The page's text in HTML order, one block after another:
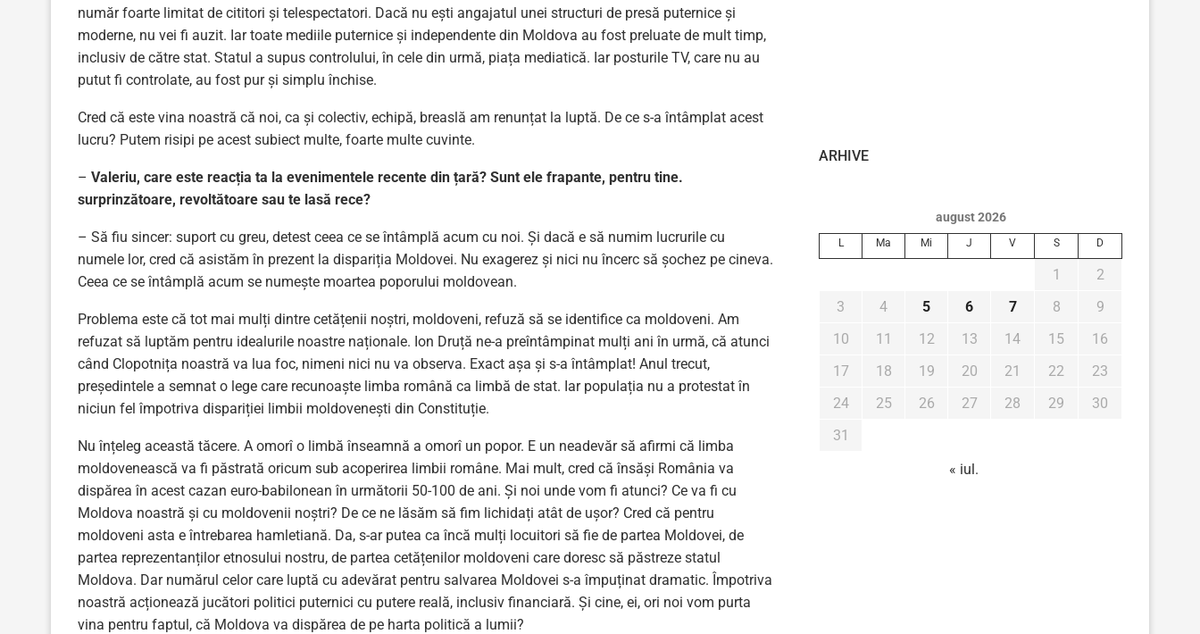
număr foarte limitat de cititori și telespectatori. Dacă nu ești angajatul unei structuri de presă puternice și
moderne, nu vei fi auzit. Iar toate mediile puternice și independente din Moldova au fost preluate de mult timp,
inclusiv de către stat. Statul a supus controlului, în cele din urmă, piața mediatică. Iar posturile TV, care nu au
putut fi controlate, au fost pur și simplu închise.
Cred că este vina noastră că noi, ca și colectiv, echipă, breaslă am renunțat la luptă. De ce s-a întâmplat acest
lucru? Putem risipi pe acest subiect multe, foarte multe cuvinte.
– Valeriu, care este reacția ta la evenimentele recente din țară? Sunt ele frapante, pentru tine.
surprinzătoare, revoltătoare sau te lasă rece?
– Să fiu sincer: suport cu greu, detest ceea ce se întâmplă acum cu noi. Și dacă e să numim lucrurile cu
numele lor, cred că asistăm în prezent la dispariția Moldovei. Nu exagerez și nici nu încerc să șochez pe cineva.
Ceea ce se întâmplă acum se numește moartea poporului moldovean.
Problema este că tot mai mulți dintre cetățenii noștri, moldoveni, refuză să se identifice ca moldoveni. Am
refuzat să luptăm pentru idealurile noastre naționale. Ion Druță ne-a preîntâmpinat mulți ani în urmă, că atunci
când Clopotnița noastră va lua foc, nimeni nici nu va observa. Exact așa și s-a întâmplat! Anul trecut,
președintele a semnat o lege care recunoaște limba română ca limbă de stat. Iar populația nu a protestat în
niciun fel împotriva dispariției limbii moldovenești din Constituție.
Nu înțeleg această tăcere. A omorî o limbă înseamnă a omorî un popor. E un neadevăr să afirmi că limba
moldovenească va fi păstrată oricum sub acoperirea limbii române. Mai mult, cred că însăși România va
dispărea în acest cazan euro-babilonean în următorii 50-100 de ani. Și noi unde vom fi atunci? Ce va fi cu
Moldova noastră și cu moldovenii noștri? De ce ne lăsăm să fim lichidați atât de ușor? Cred că pentru
moldoveni asta e întrebarea hamletiană. Da, s-ar putea ca încă mulți locuitori să fie de partea Moldovei, de
partea reprezentanților etnosului nostru, de partea cetățenilor moldoveni care doresc să păstreze statul
Moldova. Dar numărul celor care luptă cu adevărat pentru salvarea Moldovei s-a împuținat dramatic. Împotriva
noastră acționează jucători politici puternici cu putere reală, inclusiv financiară. Și cine, ei, ori noi vom purta
vina pentru faptul, că Moldova va dispărea de pe harta politică a lumii?
ARHIVE
august 2026
L Ma Mi J V S D
1
2
3
4 5 6 7 8
9
10
11 12 13 14 15
16
17
18 19 20 21 22
23
24
25 26 27 28 29
30
31
« iul.